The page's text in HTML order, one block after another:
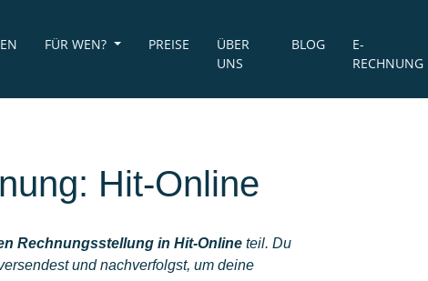
FÜR WEN? PREISE
ÜBER
UNS
BLOG
E-
RECHNUNG
Hit-Online
Rechnungsstellung in Hit-Online teil. Du
und nachverfolgst, um deine